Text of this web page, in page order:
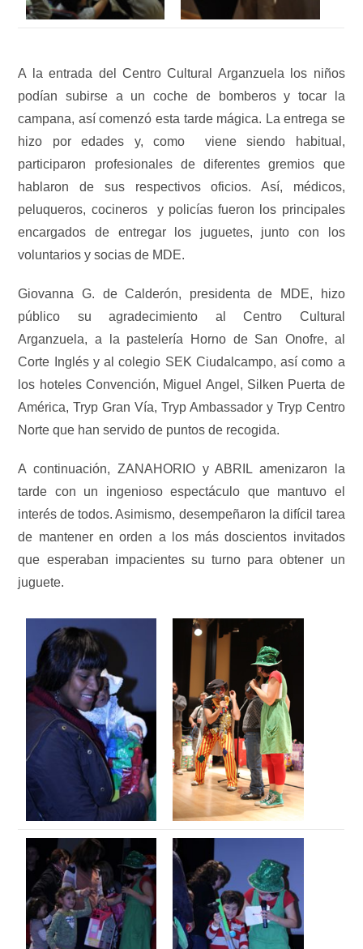
A la entrada del Centro Cultural Arganzuela los niños
podían subirse a un coche de bomberos y tocar la
campana, así comenzó esta tarde mágica. La entrega se
hizo por edades y, como viene siendo habitual,
participaron profesionales de diferentes gremios que
hablaron de sus respectivos oficios. Así, médicos,
peluqueros, cocineros y policías fueron los principales
encargados de entregar los juguetes, junto con los
voluntarios y socias de MDE.
Giovanna G. de Calderón, presidenta de MDE, hizo
público su agradecimiento al Centro Cultural
Arganzuela, a la pastelería Horno de San Onofre, al
Corte Inglés y al colegio SEK Ciudalcampo, así como a
los hoteles Convención, Miguel Angel, Silken Puerta de
América, Tryp Gran Vía, Tryp Ambassador y Tryp Centro
Norte que han servido de puntos de recogida.
A continuación, ZANAHORIO y ABRIL amenizaron la
tarde con un ingenioso espectáculo que mantuvo el
interés de todos. Asimismo, desempeñaron la difícil tarea
de mantener en orden a los más doscientos invitados
que esperaban impacientes su turno para obtener un
juguete.